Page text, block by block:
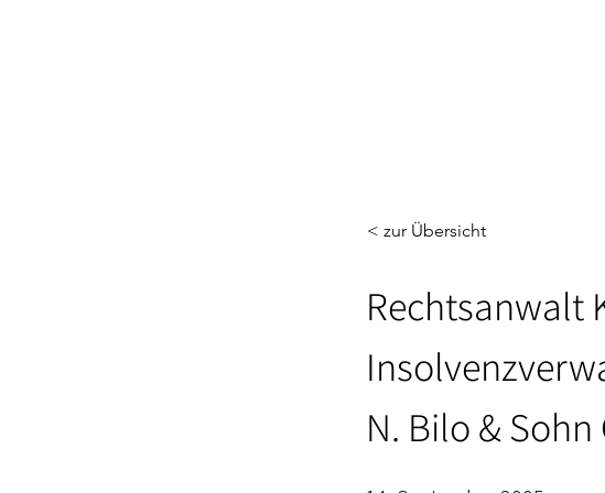
< zur Übersicht
Rechtsanwalt
N. Bilo & Sohn